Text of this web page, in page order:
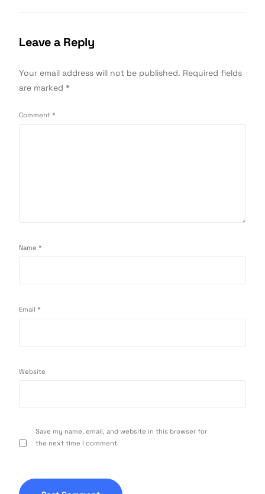
Leave a Reply
Your email address will not be published. Required fields
are marked*
Comment*
Name*
Email*
Website
Save my name, email, and website in this browser for
the next time I comment.